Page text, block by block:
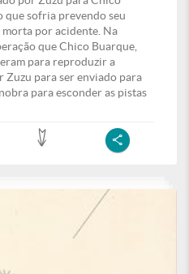
que sofria prevendo seu
morta por acidente. Na
que Chico Buarque,
para reproduzir a
Zuzu para ser enviado para
para esconder as pistas